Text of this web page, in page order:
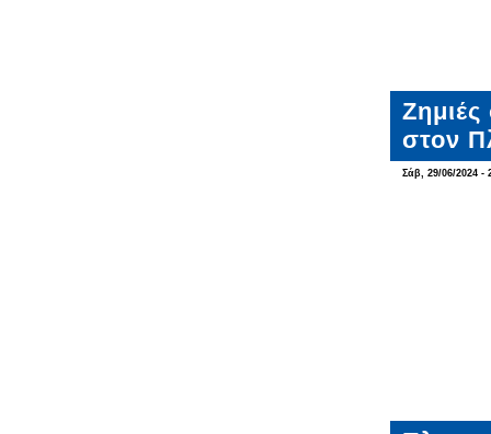
στον
Σάβ, 29/06/2024 -